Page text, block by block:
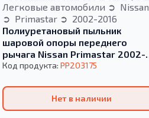
Легковые автомобили
Nissan
Primastar
2002-2016
Полиуретановый пыльник
шаровой опоры переднего
рычага Nissan Primastar 2002-
2016 2,5L
Код продукта: PP203175
Нет в наличии